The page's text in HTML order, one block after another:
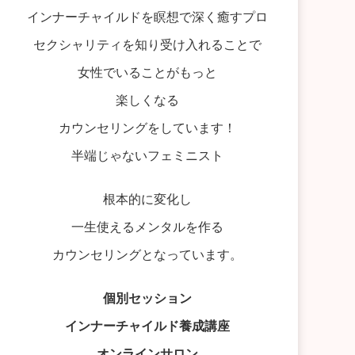
インナーチャイルドを瞑想で深く癒すプロ
セクシャリティを知り受け入れることで
女性でいることがもっと
楽しくなる
カウンセリングをしています！
半端じゃないフェミニスト
根本的に変化し
一生使えるメンタルを作る
カウンセリングとなっています。
個別セッション
インナーチャイルド養成講座